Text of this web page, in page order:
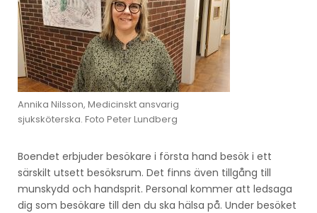
Annika Nilsson, Medicinskt ansvarig
sjuksköterska. Foto Peter Lundberg
Boendet erbjuder besökare i första hand besök i ett
särskilt utsett besöksrum. Det finns även tillgång till
munskydd och handsprit. Personal kommer att ledsaga
dig som besökare till den du ska hälsa på. Under besöket